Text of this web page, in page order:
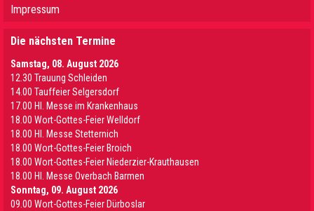
Impressum
Die nächsten Termine
Samstag, 08. August 2026
12.30 Trauung Schleiden
14.00 Tauffeier Selgersdorf
17.00 Hl. Messe im Krankenhaus
18.00 Wort-Gottes-Feier Welldorf
18.00 Hl. Messe Stetternich
18.00 Wort-Gottes-Feier Broich
18.00 Wort-Gottes-Feier Niederzier-Krauthausen
18.00 Hl. Messe Overbach Barmen
Sonntag, 09. August 2026
09.00 Wort-Gottes-Feier Dürboslar